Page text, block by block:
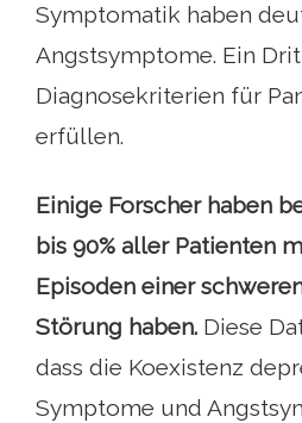
Symptomatik haben
Angstsymptome. Ein
Diagnosekriterien für
erfüllen.
Einige Forscher haben
bis 90% aller Patienten
Episoden einer
Störung haben. Diese
dass die Koexistenz
Symptome und